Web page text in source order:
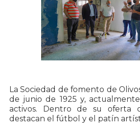
La Sociedad de fomento de
de junio de 1925 y,
activos. Dentro de su oferta
destacan el fútbol y el patín